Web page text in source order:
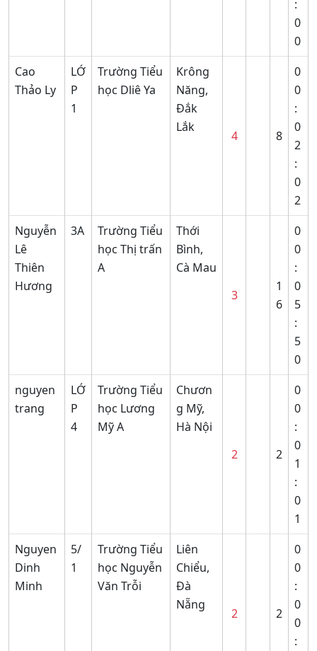
:
0
0
Cao
Thảo Ly
LỚ
P
1
Trường Tiểu
học Dliê Ya
Krông
Năng,
Đắk
Lắk
4 8
0
0
:
0
2
:
0
2
Nguyễn
Lê
Thiên
Hương
3A
Trường Tiểu
học Thị trấn
A
Thới
Bình,
Cà Mau
3
1
6
0
0
:
0
5
:
5
0
nguyen
trang
LỚ
P
4
Trường Tiểu
học Lương
Mỹ A
Chươn
g Mỹ,
Hà Nội
2
2
0
0
:
0
1
:
0
1
Nguyen
Dinh
Minh
5/
1
Trường Tiểu
học Nguyễn
Văn Trỗi
Liên
Chiểu,
Đà
Nẵng
2 2
0
0
:
0
0
: